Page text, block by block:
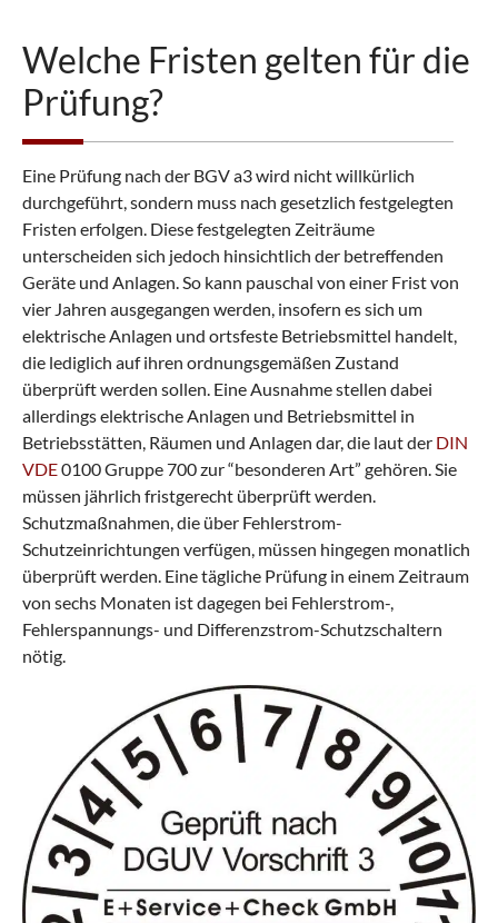
Welche Fristen gelten für die
Prüfung?
Eine Prüfung nach der BGV a3 wird nicht willkürlich
durchgeführt, sondern muss nach gesetzlich festgelegten
Fristen erfolgen. Diese festgelegten Zeiträume
unterscheiden sich jedoch hinsichtlich der betreffenden
Geräte und Anlagen. So kann pauschal von einer Frist von
vier Jahren ausgegangen werden, insofern es sich um
elektrische Anlagen und ortsfeste Betriebsmittel handelt,
die lediglich auf ihren ordnungsgemäßen Zustand
überprüft werden sollen. Eine Ausnahme stellen dabei
allerdings elektrische Anlagen und Betriebsmittel in
Betriebsstätten, Räumen und Anlagen dar, die laut der DIN
VDE0100 Gruppe 700 zur “besonderen Art” gehören. Sie
müssen jährlich fristgerecht überprüft werden.
Schutzmaßnahmen, die über Fehlerstrom-
Schutzeinrichtungen verfügen, müssen hingegen monatlich
überprüft werden. Eine tägliche Prüfung in einem Zeitraum
von sechs Monaten ist dagegen bei Fehlerstrom-,
Fehlerspannungs- und Differenzstrom-Schutzschaltern
nötig.